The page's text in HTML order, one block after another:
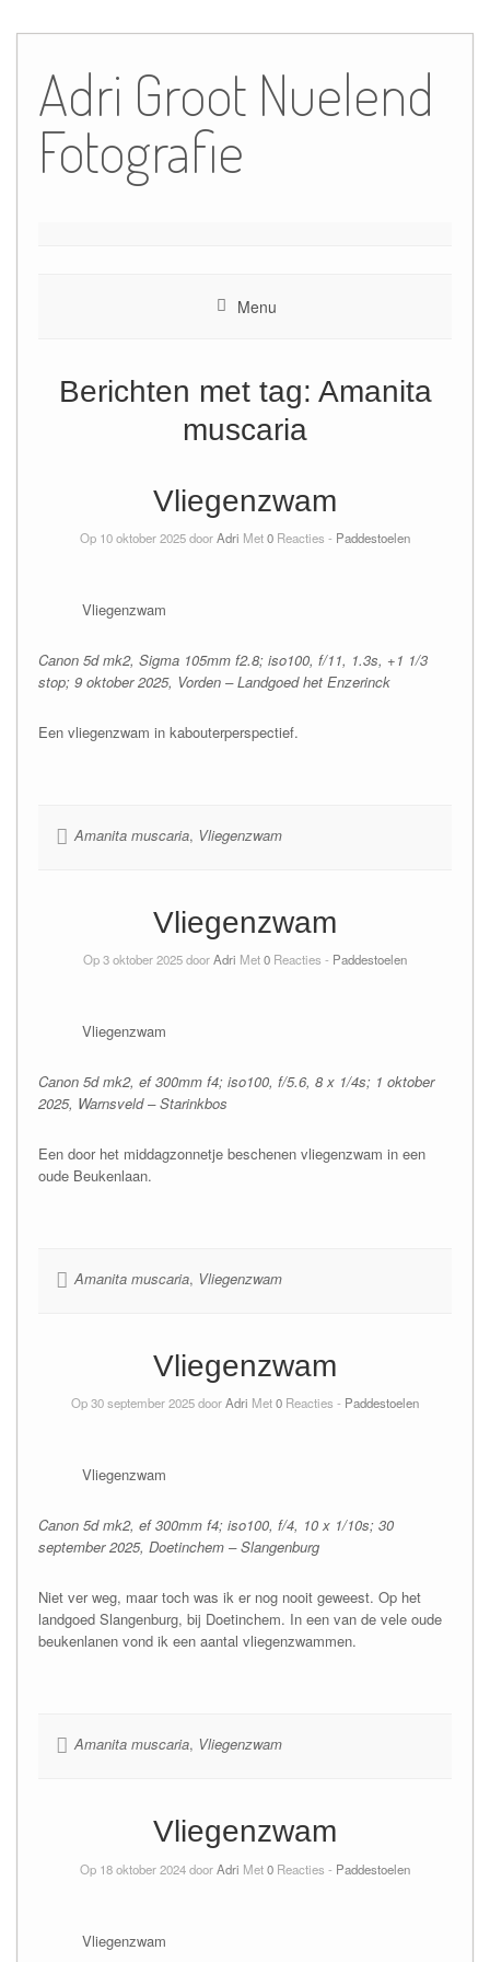
de
inhoud
Adri Groot Nuelend
Fotografie
Menu
Berichten met tag: Amanita
muscaria
Vliegenzwam
Op 10 oktober 2025 doorAdri Met0 Reacties - Paddestoelen
Vliegenzwam
Canon 5d mk2, Sigma 105mm f2.8; iso100, f/11, 1.3s, +1 1/3
stop; 9 oktober 2025, Vorden – Landgoed het Enzerinck
Een vliegenzwam in kabouterperspectief.
Amanita muscaria, Vliegenzwam
Vliegenzwam
Op 3 oktober 2025 doorAdri Met0 Reacties - Paddestoelen
Vliegenzwam
Canon 5d mk2, ef 300mm f4; iso100, f/5.6, 8 x 1/4s; 1 oktober
2025, Warnsveld – Starinkbos
Een door het middagzonnetje beschenen vliegenzwam in een
oude Beukenlaan.
Amanita muscaria, Vliegenzwam
Vliegenzwam
Op 30 september 2025 doorAdri Met0 Reacties - Paddestoelen
Vliegenzwam
Canon 5d mk2, ef 300mm f4; iso100, f/4, 10 x 1/10s; 30
september 2025, Doetinchem – Slangenburg
Niet ver weg, maar toch was ik er nog nooit geweest. Op het
landgoed Slangenburg, bij Doetinchem. In een van de vele oude
beukenlanen vond ik een aantal vliegenzwammen.
Amanita muscaria, Vliegenzwam
Vliegenzwam
Op 18 oktober 2024 doorAdri Met0 Reacties - Paddestoelen
Vliegenzwam